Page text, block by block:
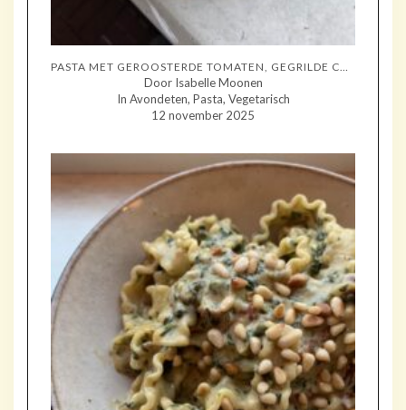
Door Isabelle Moonen
In Avondeten, Pasta, Vegetarisch
12 november 2025